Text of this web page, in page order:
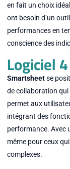
en fait un choix
ont besoin d’un
performances en
conscience des
Logiciel
Smartsheetse
de collaboration qui
permet aux
intégrant des
performance. Avec
même pour ceux
complexes.